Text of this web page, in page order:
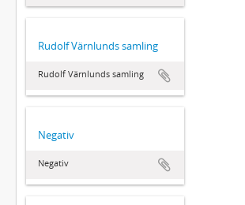
Rudolf Värnlunds samling
Rudolf Värnlunds samling
Negativ
Negativ